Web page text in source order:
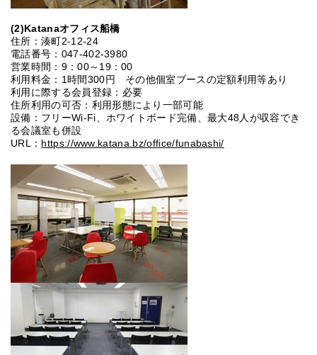
(2)Katanaオフィス船橋
住所：湊町2-12-24
電話番号：047-402-3980
営業時間：9：00～19：00
利用料金：1時間300円 その他個室ブースの定額利用等あり
利用に際する会員登録：必要
住所利用の可否：利用形態により一部可能
設備：フリーWi-Fi、ホワイトボード完備、最大48人が収容でき
る会議室も併設
URL： https://www.katana.bz/office/funabashi/